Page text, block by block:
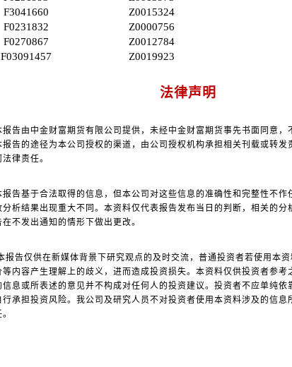
F3041660
Z0015324
F0231832
Z0000756
F0270867
Z0012784
F03091457 Z0019923
法律声明
报告由中金财富期货有限公司提供，未经中金财富期货事先书面同意
告的途径为本公司授权的渠道，由公司授权机构承担相关刊载或转
律责任。
报告基于合法取得的信息，但本公司对这些信息的准确性和完整性不
析结果出现重大不同。本资料仅代表报告发布当日的判断，相关的
不发出通知的情形下做出更改。
报告仅供在新媒体背景下研究观点的及时交流，普通投资者若使用本
内容产生理解上的歧义，进而造成投资损失。本资料仅供投资者参
息或所表述的意见并不构成对任何人的投资建议。投资者不应单纯
行承担投资风险。我公司及研究人员不对投资者使用本资料涉及的信